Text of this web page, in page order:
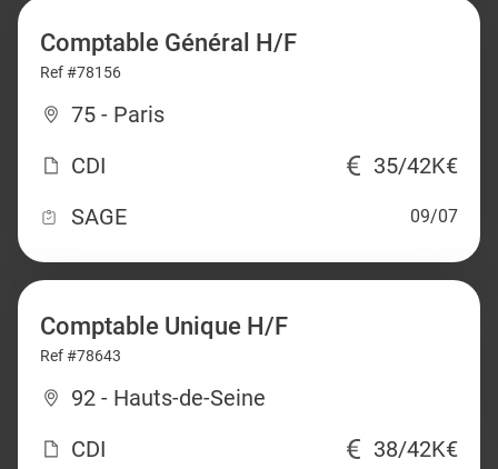
Comptable Général H/F
Ref #78156
75 - Paris
CDI
35/42K€
SAGE
09/07
Comptable Unique H/F
Ref #78643
92 - Hauts-de-Seine
CDI
38/42K€